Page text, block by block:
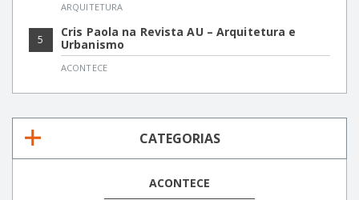
ARQUITETURA
5
Cris Paola na Revista AU – Arquitetura e
Urbanismo
ACONTECE
CATEGORIAS
ACONTECE